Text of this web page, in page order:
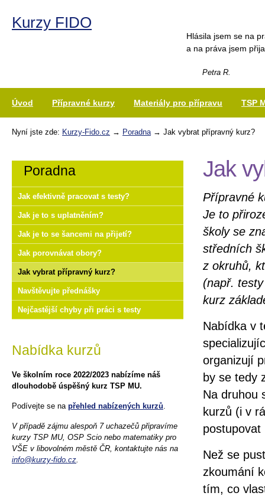
Kurzy FIDO
Hlásila jsem se na
a na práva jsem
Petra R.
Úvod Přípravné kurzy Materiály pro přípravu TSP
Nyní jste zde: Kurzy-Fido.cz → Poradna→ Jak vybrat přípravný kurz?
Jak
Přípravné
Je to
školy se
středních
z okruhů,
(např.
kurz
Nabídka v
organizují
by se tedy
Na druhou
kurzů (i v
Než se
zkoumání
tím, co
Poradna
Jak efektivně pracovat s testy?
Jak je to s uplatněním?
Jak je to se šancemi na přijetí?
Jak porovnávat obory?
Jak vybrat přípravný kurz?
Navštěvujte přednášky
Nejčastější chyby při práci s testy
Nabídka kurzů
Ve školním roce 2022/2023 nabízíme náš
dlouhodobě úspěšný kurz TSP MU.
Podívejte se na přehled nabízených kurzů.
V případě zájmu alespoň 7 uchazečů připravíme
kurzy TSP MU, OSP Scio nebo matematiky pro
VŠE v libovolném městě ČR, kontaktujte nás na
info@kurzy-fido.cz.